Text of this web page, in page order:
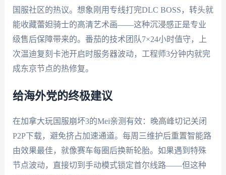
国服社区的热议。想象刚用专线打完DLC BOSS，转头就
能收藏蕾妲骑士的高清艺术画——这种沉浸感正是专业
级售后保障带来的。番茄的技术团队7×24小时值守，上
次温迪复刻卡池开启时服务器波动，工程师3分钟内就完
成东京节点的热修复。
给海外党的终极建议
在加拿大玩国服崩坏3的Mei亲测有效：晚高峰切记关闭
P2P下载，避免挤占加速通道。每周三维护后重置智能路
由效果最佳，就像赛车每圈后换新轮胎。如果遇到特殊
节点波动，直接切到手动模式锁定首尔线路——但这种